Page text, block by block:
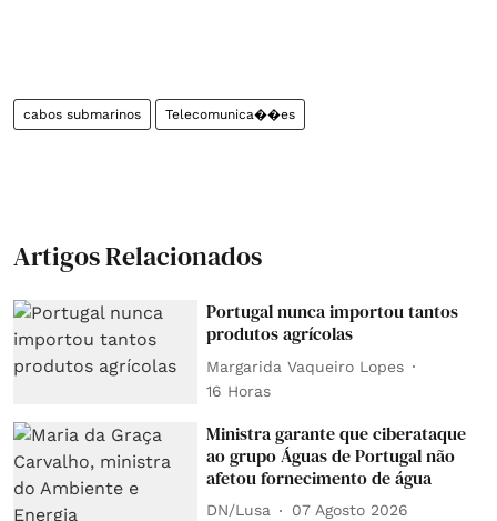
cabos submarinos Telecomunica��es
Artigos Relacionados
Portugal nunca importou tantos
produtos agrícolas
Margarida Vaqueiro Lopes
16 Horas
Ministra garante que ciberataque
ao grupo Águas de Portugal não
afetou fornecimento de água
DN/Lusa 07 Agosto 2026